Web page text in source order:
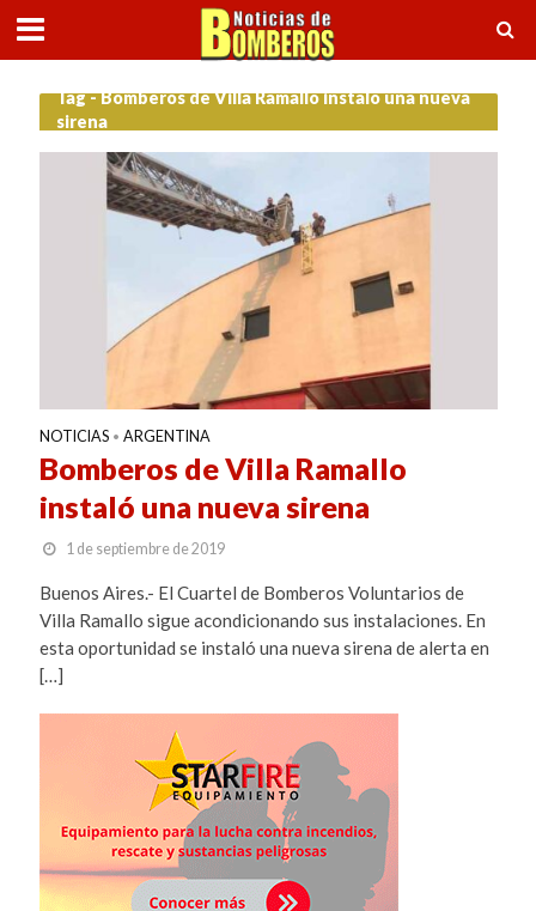
Tag - Bomberos de Villa Ramallo instaló una nueva
sirena
NOTICIAS • ARGENTINA
Bomberos de Villa Ramallo
instaló una nueva sirena
1 de septiembre de 2019
Buenos Aires.- El Cuartel de Bomberos Voluntarios de
Villa Ramallo sigue acondicionando sus instalaciones. En
esta oportunidad se instaló una nueva sirena de alerta en
[…]